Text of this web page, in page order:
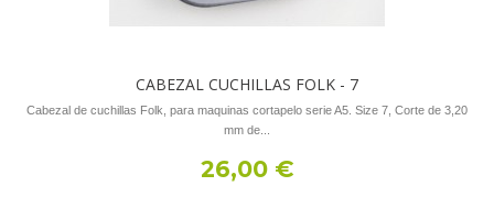
CABEZAL CUCHILLAS FOLK - 7
Cabezal de cuchillas Folk, para maquinas cortapelo serie A5. Size 7, Corte de 3,20
mm de...
26,00 €